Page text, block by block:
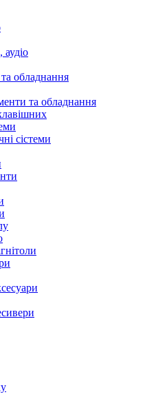
аудіо
обладнання
та обладнання
сістеми